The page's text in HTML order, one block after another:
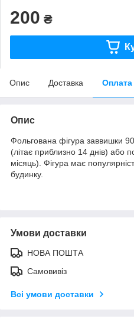
200 ₴
Опис Доставка Оплата
Опис
Фольгована фігура заввишки
(літає приблизно 14 днів) або
місяць). Фігура має
будинку.
Умови доставки
НОВА ПОШТА
Самовивіз
Всі умови доставки